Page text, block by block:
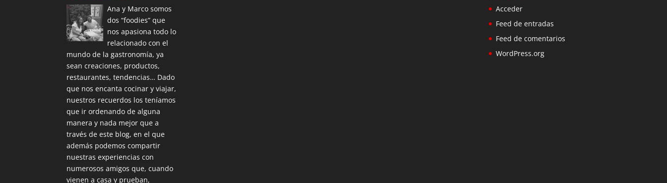
Ana y Marco somos
dos “foodies” que
nos apasiona todo lo
relacionado con el
mundo de la gastronomía, ya
sean creaciones, productos,
restaurantes, tendencias… Dado
que nos encanta cocinar y viajar,
nuestros recuerdos los teníamos
que ir ordenando de alguna
manera y nada mejor que a
través de este blog, en el que
además podemos compartir
nuestras experiencias con
numerosos amigos que, cuando
vienen a casa y prueban,
Acceder
Feed de entradas
Feed de comentarios
WordPress.org